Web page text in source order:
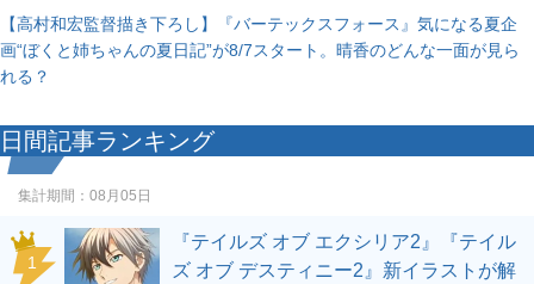
【高村和宏監督描き下ろし】『バーテックスフォース』気になる夏企
画“ぼくと姉ちゃんの夏日記”が8/7スタート。晴香のどんな一面が見ら
れる？
日間記事ランキング
集計期間： 08月05日
1
『テイルズ オブ エクシリア2』『テイル
ズ オブ デスティニー2』新イラストが解